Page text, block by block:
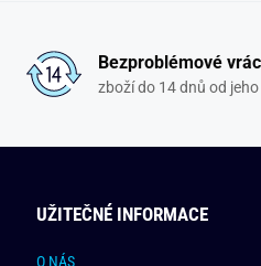
Bezproblémové
zboží do 14 dnů od
UŽITEČNÉ INFORMACE
O NÁS